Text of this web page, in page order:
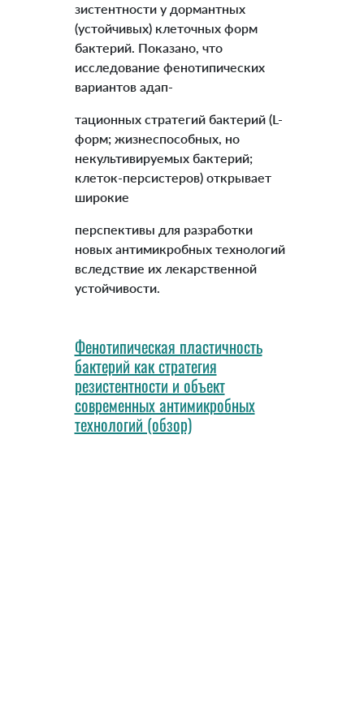
зистентности у дормантных
(устойчивых) клеточных форм
бактерий. Показано, что
исследование фенотипических
вариантов адап-
тационных стратегий бактерий (L-
форм; жизнеспособных, но
некультивируемых бактерий;
клеток-персистеров) открывает
широкие
перспективы для разработки
новых антимикробных технологий
вследствие их лекарственной
устойчивости.
Фенотипическая пластичность
бактерий как стратегия
резистентности и объект
современных антимикробных
технологий (обзор)